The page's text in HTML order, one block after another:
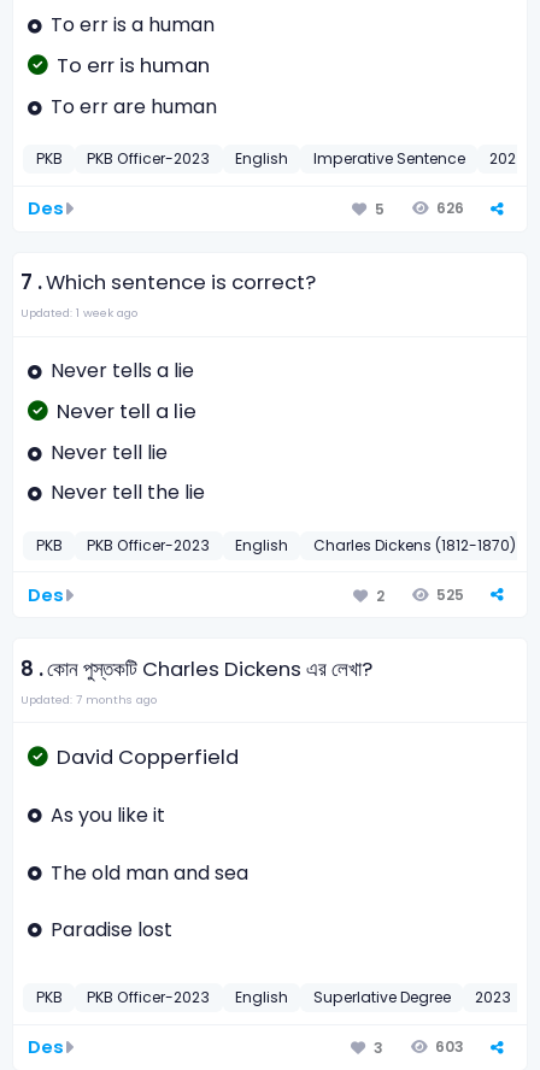
To err is a human
To err is human
To err are human
PKB PKB Officer-2023 English Imperative Sentence 2023
Des 5 626
7 .Which sentence is correct?
Updated: 1 week ago
Never tells a lie
Never tell a lie
Never tell lie
Never tell the lie
PKB PKB Officer-2023 English Charles Dickens (1812-1870)
Des 2 525
8 .কোন পুস্তকটি Charles Dickens এর লেখা?
Updated: 7 months ago
David Copperfield
As you like it
The old man and sea
Paradise lost
PKB PKB Officer-2023 English Superlative Degree 2023
Des 3 603